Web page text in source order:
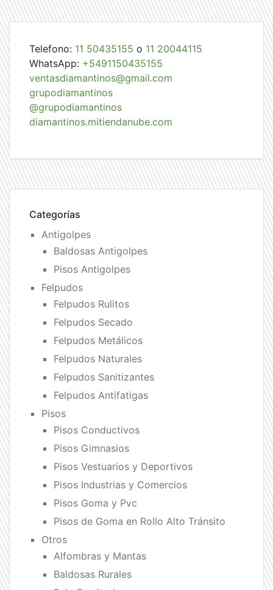
entradas
Telefono: 11 50435155 o 11 20044115
WhatsApp: +5491150435155
ventasdiamantinos@gmail.com
grupodiamantinos
@grupodiamantinos
diamantinos.mitiendanube.com
Categorías
Antigolpes
Baldosas Antigolpes
Pisos Antigolpes
Felpudos
Felpudos Rulitos
Felpudos Secado
Felpudos Metálicos
Felpudos Naturales
Felpudos Sanitizantes
Felpudos Antifatigas
Pisos
Pisos Conductivos
Pisos Gimnasios
Pisos Vestuarios y Deportivos
Pisos Industrias y Comercios
Pisos Goma y Pvc
Pisos de Goma en Rollo Alto Tránsito
Otros
Alfombras y Mantas
Baldosas Rurales